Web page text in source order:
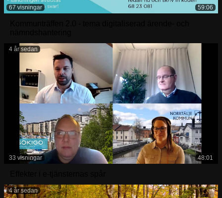
59:06
67 visningar
48:01
33 visningar
4 år sedan
4 år sedan